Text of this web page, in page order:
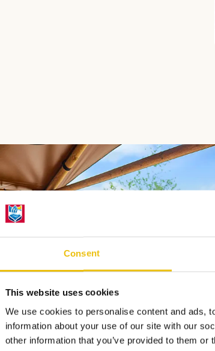
Consent
This website uses cookies
We use cookies to personalise content and ads,
information about your use of our site with our
other information that you’ve provided to them